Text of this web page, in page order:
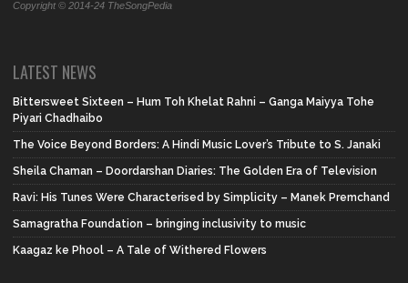
Copyright © 2014-24 TheSongPedia
LATEST NEWS
Bittersweet Sixteen – Hum Toh Khelat Rahni – Ganga Maiyya Tohe
Piyari Chadhaibo
The Voice Beyond Borders: A Hindi Music Lover’s Tribute to S. Janaki
Sheila Chaman – Doordarshan Diaries: The Golden Era of Television
Ravi: His Tunes Were Characterised by Simplicity – Manek Premchand
Samagratha Foundation – bringing inclusivity to music
Kaagaz ke Phool – A Tale of Withered Flowers